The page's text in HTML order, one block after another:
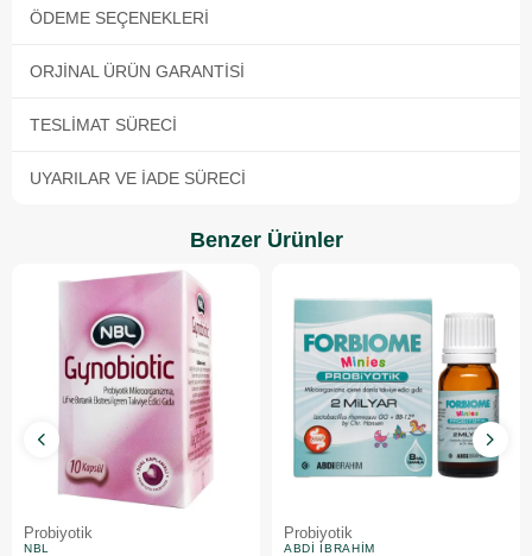
ÖDEME SEÇENEKLERI
ORJINAL ÜRÜN GARANTISI
TESLIMAT SÜRECI
UYARILAR VE İADE SÜRECI
Benzer Ürünler
Probiyotik
NBL
Probiyotik
ABDI İBRAHIM